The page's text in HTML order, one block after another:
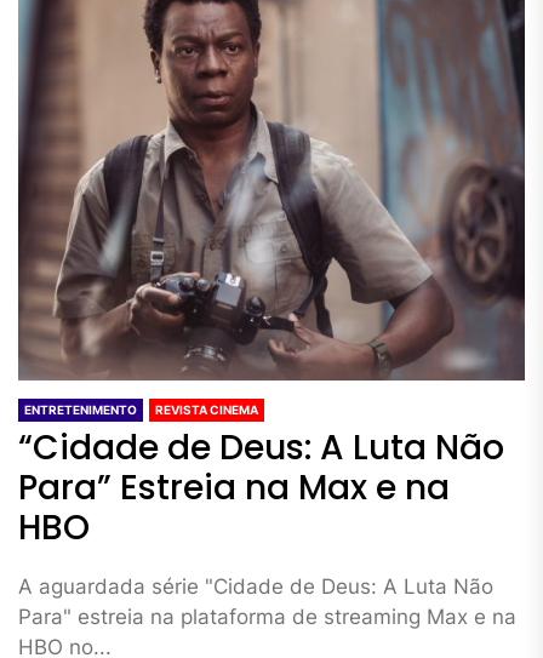
ENTRETENIMENTO REVISTA CINEMA
“Cidade de Deus: A Luta Não
Para” Estreia na Max e na
HBO
A aguardada série "Cidade de Deus: A Luta Não
Para" estreia na plataforma de streaming Max e na
HBO no...